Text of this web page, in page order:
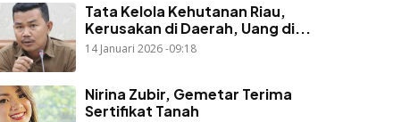
Tata Kelola Kehutanan Riau,
Kerusakan di Daerah, Uang di...
14 Januari 2026 -09:18
Nirina Zubir, Gemetar Terima
Sertifikat Tanah